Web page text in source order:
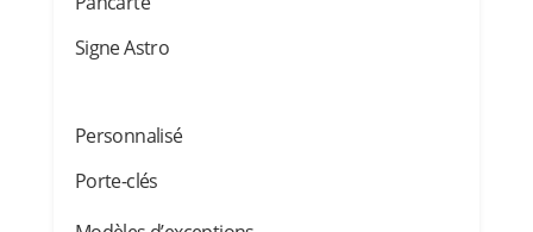
Signe Astro
Personnalisé
Porte-clés